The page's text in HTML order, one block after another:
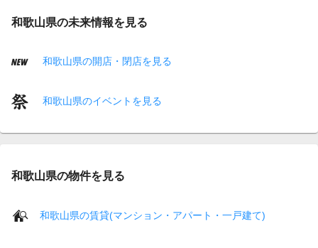
和歌山県の未来情報を見る
和歌山県の開店・閉店を見る
和歌山県のイベントを見る
和歌山県の物件を見る
和歌山県の賃貸(マンション・アパート・一戸建て)